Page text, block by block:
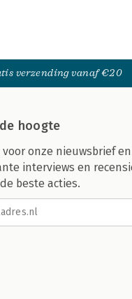
verzending vanaf €20
hoogte
voor onze nieuwsbrief
interviews en
beste acties.